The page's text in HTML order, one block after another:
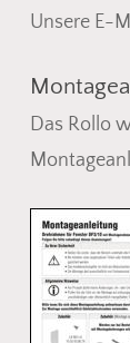
Unsere E-
Das Rollo